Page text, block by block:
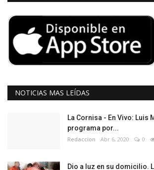
NOTICIAS MAS LEÍDAS
La Cornisa - En Vivo: Luis
programa por...
Redaccion Abr 6, 2020 0
Dio a luz en su domicilio.